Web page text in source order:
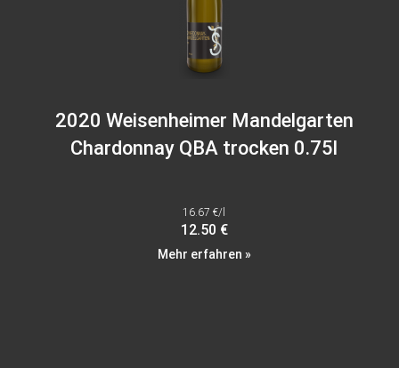
2020 Weisenheimer Mandelgarten
Chardonnay QBA trocken 0.75l
16.67 €/l
12.50 €
Mehr erfahren »